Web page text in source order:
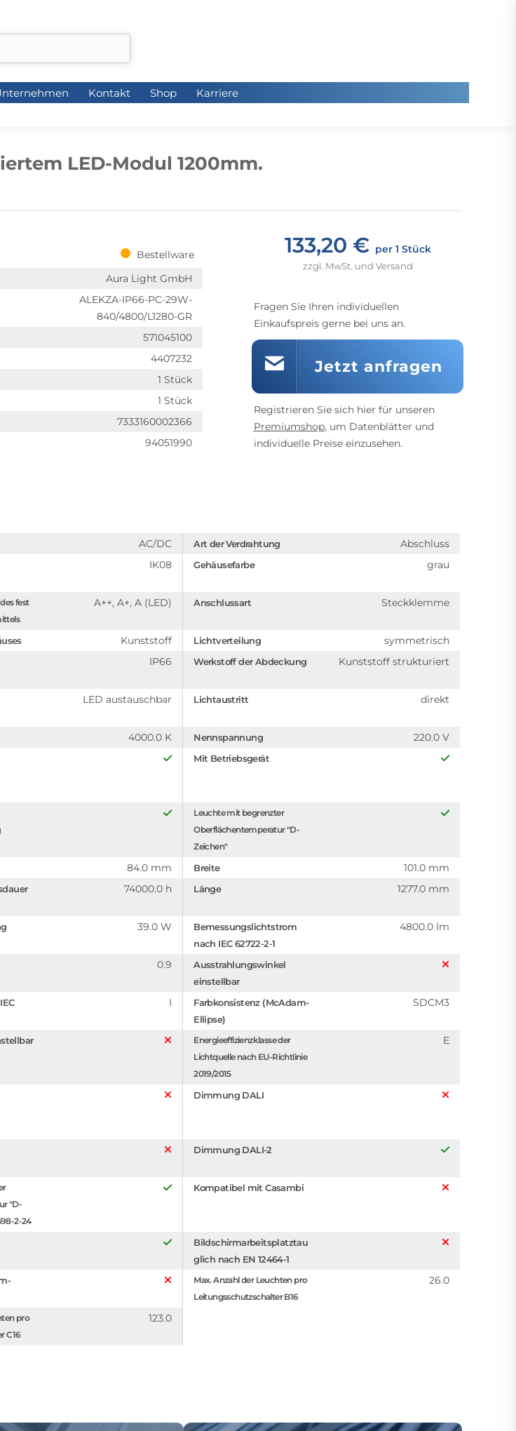
Kontakt Shop Karriere
LED-Modul 1200mm.
Bestellware
Aura Light GmbH
ALEKZA-IP66-PC-29W-
840/4800/L1280-GR
571045100
4407232
1 Stück
1 Stück
7333160002366
94051990
133,20 € per 1 Stück
zzgl. MwSt. und Versand
Fragen Sie Ihren individuellen
Einkaufspreis gerne bei uns an.
Jetzt anfragen
Registrieren Sie sich hier für unseren
Premiumshop, um Datenblätter und
individuelle Preise einzusehen.
AC/DC Art der Verdrahtung Abschluss
IK08 Gehäusefarbe grau
fest
A++, A+, A (LED) Anschlussart Steckklemme
Kunststoff Lichtverteilung symmetrisch
IP66 Werkstoff der Abdeckung Kunststoff strukturiert
LED austauschbar Lichtaustritt direkt
4000.0 K Nennspannung 220.0 V
Mit Betriebsgerät
Leuchte mit begrenzter
Oberflächentemperatur "D-
Zeichen"
84.0 mm Breite 101.0 mm
74000.0 h Länge 1277.0 mm
39.0 W
Bemessungslichtstrom
nach IEC 62722-2-1
4800.0 lm
0.9
Ausstrahlungswinkel
einstellbar
I
Farbkonsistenz (McAdam-
Ellipse)
SDCM3
Energieeffizienzklasse der
Lichtquelle nach EU-Richtlinie
2019/2015
E
Dimmung DALI
Dimmung DALI-2
"D-
2-24
Kompatibel mit Casambi
Bildschirmarbeitsplatztau
glich nach EN 12464-1
Max. Anzahl der Leuchten pro
Leitungsschutzschalter B16
26.0
pro
C16
123.0
Kontakt